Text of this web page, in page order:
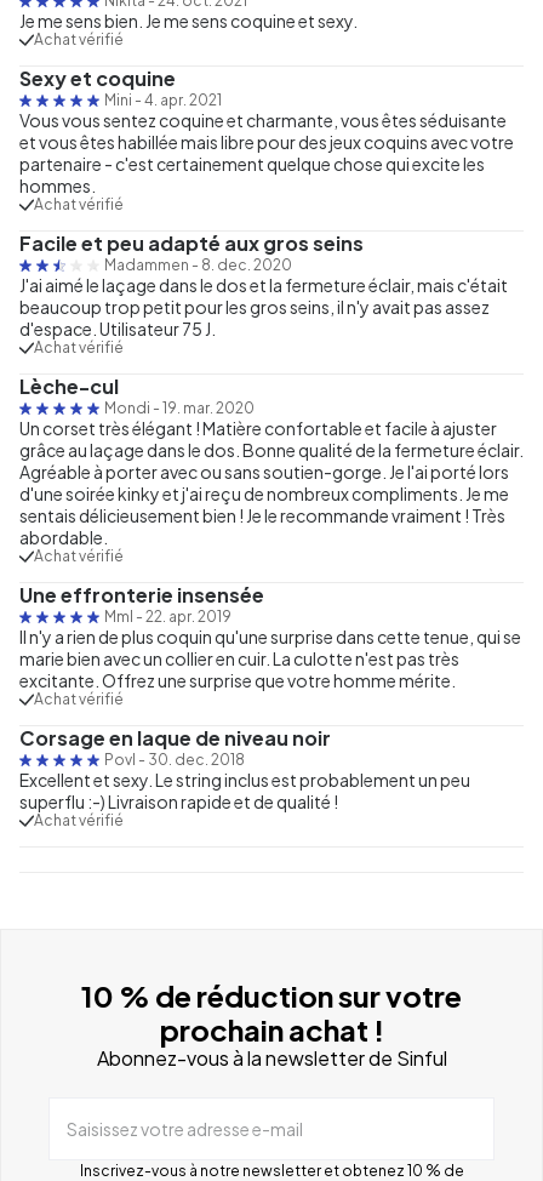
Je me sens bien. Je me sens coquine et sexy.
Achat vérifié
Sexy et coquine
Mini - 4. apr. 2021
Vous vous sentez coquine et charmante, vous êtes séduisante
et vous êtes habillée mais libre pour des jeux coquins avec votre
partenaire - c'est certainement quelque chose qui excite les
hommes.
Achat vérifié
Facile et peu adapté aux gros seins
Madammen - 8. dec. 2020
J'ai aimé le laçage dans le dos et la fermeture éclair, mais c'était
beaucoup trop petit pour les gros seins, il n'y avait pas assez
d'espace. Utilisateur 75 J.
Achat vérifié
Lèche-cul
Mondi - 19. mar. 2020
Un corset très élégant ! Matière confortable et facile à ajuster
grâce au laçage dans le dos. Bonne qualité de la fermeture éclair.
Agréable à porter avec ou sans soutien-gorge. Je l'ai porté lors
d'une soirée kinky et j'ai reçu de nombreux compliments. Je me
sentais délicieusement bien ! Je le recommande vraiment ! Très
abordable.
Achat vérifié
Une effronterie insensée
Mml - 22. apr. 2019
Il n'y a rien de plus coquin qu'une surprise dans cette tenue, qui se
marie bien avec un collier en cuir. La culotte n'est pas très
excitante. Offrez une surprise que votre homme mérite.
Achat vérifié
Corsage en laque de niveau noir
Povl - 30. dec. 2018
Excellent et sexy. Le string inclus est probablement un peu
superflu :-) Livraison rapide et de qualité !
Achat vérifié
10 % de réduction sur votre
prochain achat !
Abonnez-vous à la newsletter de Sinful
Saisissez votre adresse e-mail
Inscrivez-vous à notre newsletter et obtenez 10 % de